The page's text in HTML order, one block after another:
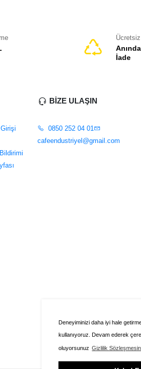
Deneyiminizi daha iyi hale
kullanıyoruz. Devam ederek
oluyorsunuz Gizlilik
İade
BİZE ULAŞIN
0850 252 04 01
cafeendustriyel@gmail.com